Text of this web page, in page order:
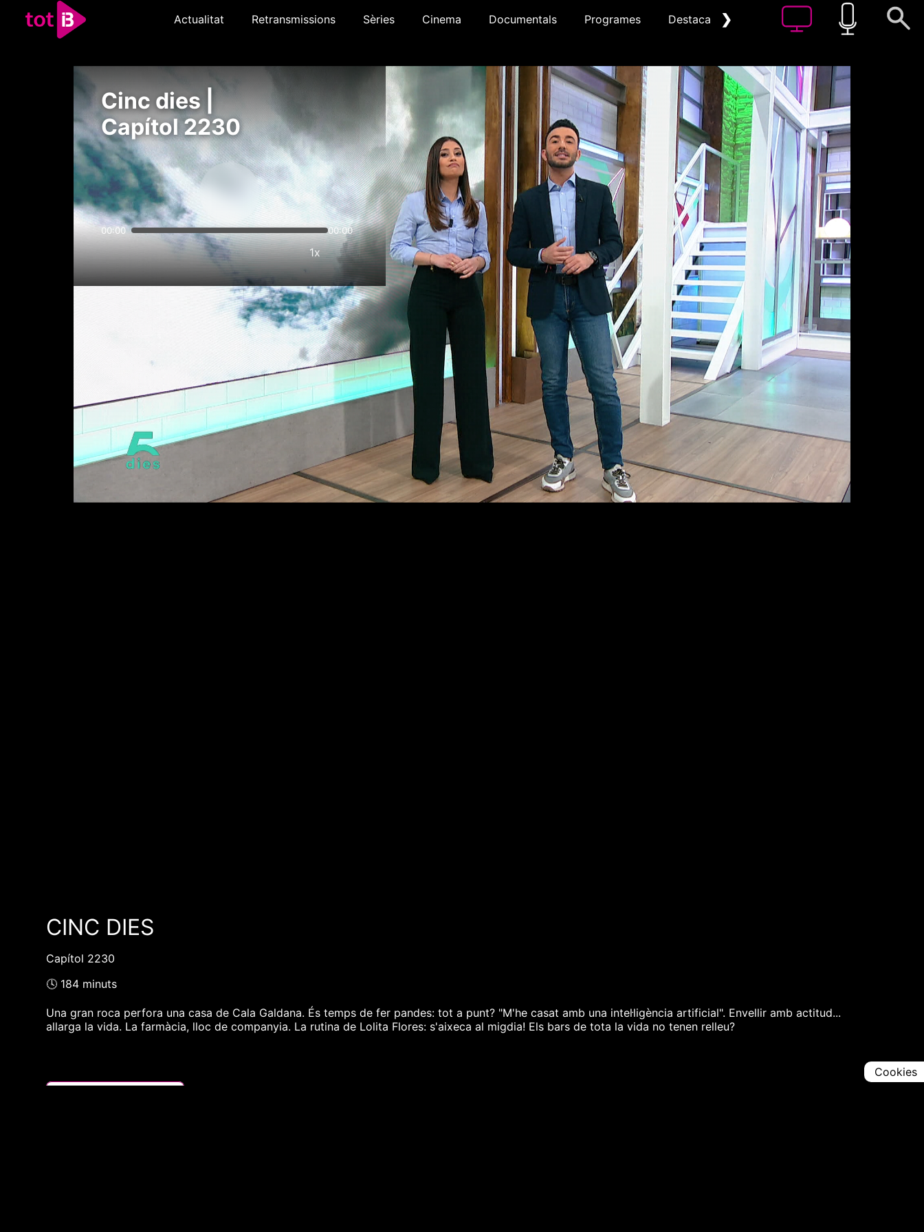
Actualitat Retransmissions Sèries Cinema Documentals Programes Destacat ❯
Cinc dies |
Capítol 2230
00:00 00:00
1x
CINC DIES
Capítol 2230
🕓 184 minuts
Una gran roca perfora una casa de Cala Galdana. És temps de fer pandes: tot a punt? "M'he casat amb una intel·ligència artificial". Envellir amb actitud...
allarga la vida. La farmàcia, lloc de companyia. La rutina de Lolita Flores: s'aixeca al migdia! Els bars de tota la vida no tenen relleu?
Cookies